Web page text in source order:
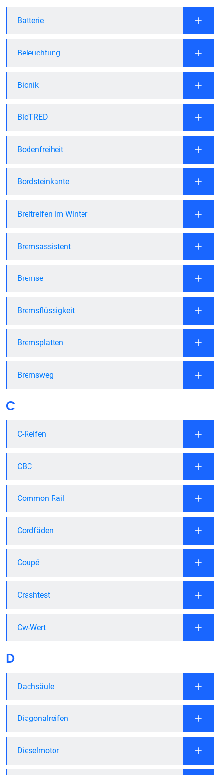
Batterie
Beleuchtung
Bionik
BioTRED
Bodenfreiheit
Bordsteinkante
Breitreifen im Winter
Bremsassistent
Bremse
Bremsflüssigkeit
Bremsplatten
Bremsweg
C
C-Reifen
CBC
Common Rail
Cordfäden
Coupé
Crashtest
Cw-Wert
D
Dachsäule
Diagonalreifen
Dieselmotor